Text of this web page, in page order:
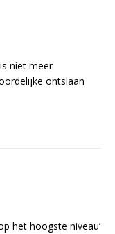
niet meer
ontslaan
het hoogste niveau’